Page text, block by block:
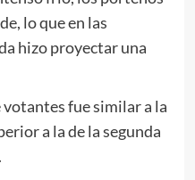
lo que en las
hizo proyectar una
fue similar a la
a la de la segunda